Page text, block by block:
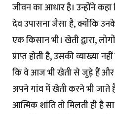
जीवन का आधार है। उन्होंने
देव उपासना जैसा है, क्योंकि
एक किसान भी। खेती द्वारा,
प्राप्त होती है, उसकी व्याख्या
कि वे आज भी खेती से जुड़े हैं और
अपने गांव में खेती करने भी जाते
आत्मिक शांति तो मिलती ही है